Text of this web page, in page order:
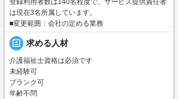
登録利用者数は140名程度で、サービス提供責任者
は現在3名所属しています。
■変更範囲：会社の定める業務
portrait 求める人材
介護福祉士資格は必須です
未経験可
ブランク可
年齢不問